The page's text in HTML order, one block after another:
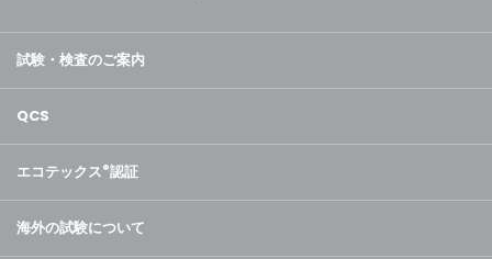
試験・検査のご案内
QCS
エコテックス®認証
海外の試験について